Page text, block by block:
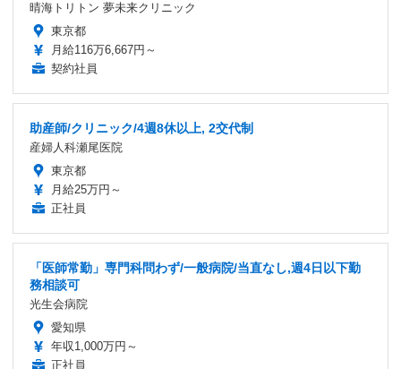
晴海トリトン 夢未来クリニック
東京都
月給116万6,667円～
契約社員
助産師/クリニック/4週8休以上, 2交代制
産婦人科瀬尾医院
東京都
月給25万円～
正社員
「医師常勤」専門科問わず/一般病院/当直なし,週4日以下勤
務相談可
光生会病院
愛知県
年収1,000万円～
正社員